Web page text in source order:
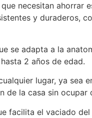
necesitan ahorrar
y duraderos,
se adapta a la
2 años de edad.
lugar, ya sea
de la casa sin ocupar
facilita el vaciado